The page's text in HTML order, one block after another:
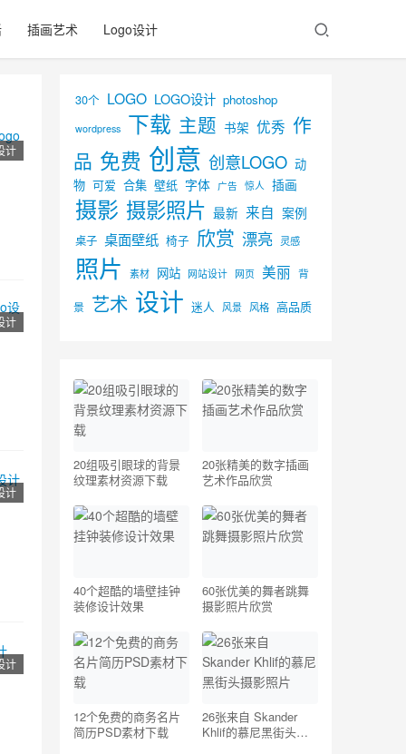
插画艺术 Logo设计
计
计
计
计
30个 LOGO LOGO设计 photoshop
wordpress 下载 主题 书架 优秀 作
品 免费 创意 创意LOGO 动
物 可爱 合集 壁纸 字体 广告 惊人 插画
摄影 摄影照片 最新 来自 案例
桌子 桌面壁纸 椅子 欣赏 漂亮 灵感
照片 素材 网站 网站设计 网页 美丽 背
景 艺术 设计 迷人 风景 风格 高品质
20组吸引眼球的背景
纹理素材资源下载
20张精美的数字插画
艺术作品欣赏
40个超酷的墙壁挂钟
装修设计效果
60张优美的舞者跳舞
摄影照片欣赏
12个免费的商务名片
简历PSD素材下载
26张来自 Skander
Khlif的慕尼黑街头摄